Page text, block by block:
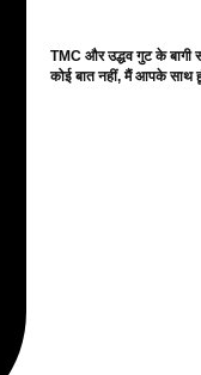
TMC और उद्धव गुट के बागी
कोई बात नहीं, मैं आपके साथ